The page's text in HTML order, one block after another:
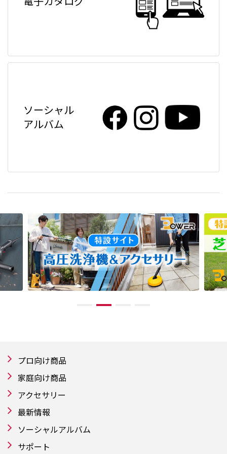
ソーシャル
アルバム
プロ向け商品
家庭向け商品
アクセサリー
最新情報
ソーシャルアルバム
サポート